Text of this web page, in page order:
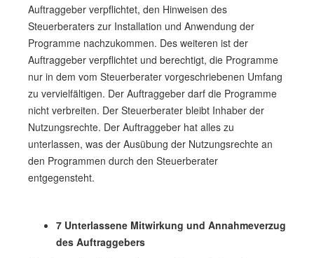
Auftraggeber verpflichtet, den Hinweisen des
Steuerberaters zur Installation und Anwendung der
Programme nachzukommen. Des weiteren ist der
Auftraggeber verpflichtet und berechtigt, die Programme
nur in dem vom Steuerberater vorgeschriebenen Umfang
zu vervielfältigen. Der Auftraggeber darf die Programme
nicht verbreiten. Der Steuerberater bleibt Inhaber der
Nutzungsrechte. Der Auftraggeber hat alles zu
unterlassen, was der Ausübung der Nutzungsrechte an
den Programmen durch den Steuerberater
entgegensteht.
7 Unterlassene Mitwirkung und Annahmeverzug
des Auftraggebers